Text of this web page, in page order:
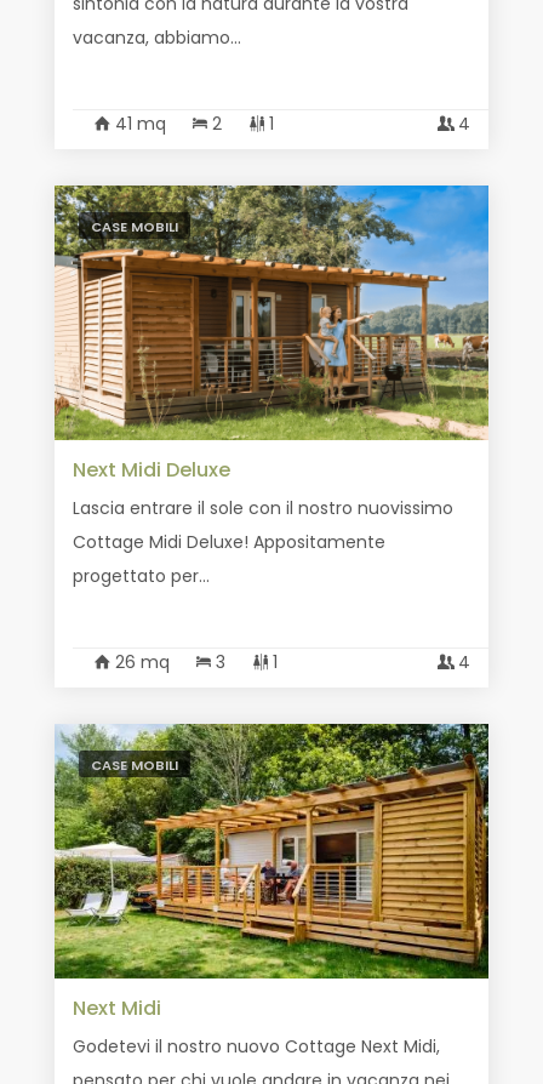
vacanza, abbiamo...
41 mq 2 1 4
CASE MOBILI
Next Midi Deluxe
Lascia entrare il sole con il nostro nuovissimo
Cottage Midi Deluxe! Appositamente
progettato per...
26 mq 3 1 4
CASE MOBILI
Next Midi
Godetevi il nostro nuovo Cottage Next Midi,